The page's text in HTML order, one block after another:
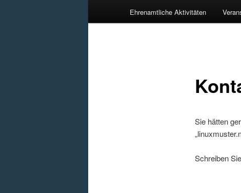
Ehrenamtliche Aktivitäten
Sie hätten
Schreiben